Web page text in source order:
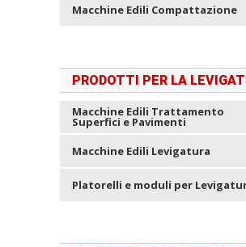
Macchine Edili Compattazione
PRODOTTI PER LA
Macchine Edili Trattamento
Superfici e Pavimenti
Macchine Edili Levigatura
Platorelli e moduli per